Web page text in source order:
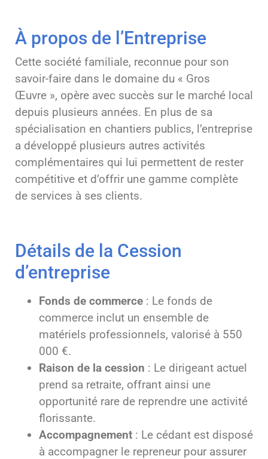
À propos de l’Entreprise
Cette société familiale, reconnue pour son
savoir-faire dans le domaine du « Gros
Œuvre », opère avec succès sur le marché local
depuis plusieurs années. En plus de sa
spécialisation en chantiers publics, l’entreprise
a développé plusieurs autres activités
complémentaires qui lui permettent de rester
compétitive et d’offrir une gamme complète
de services à ses clients.
Détails de la Cession
d’entreprise
Fonds de commerce : Le fonds de
commerce inclut un ensemble de
matériels professionnels, valorisé à 550
000 €.
Raison de la cession : Le dirigeant actuel
prend sa retraite, offrant ainsi une
opportunité rare de reprendre une activité
florissante.
Accompagnement : Le cédant est disposé
à accompagner le repreneur pour assurer